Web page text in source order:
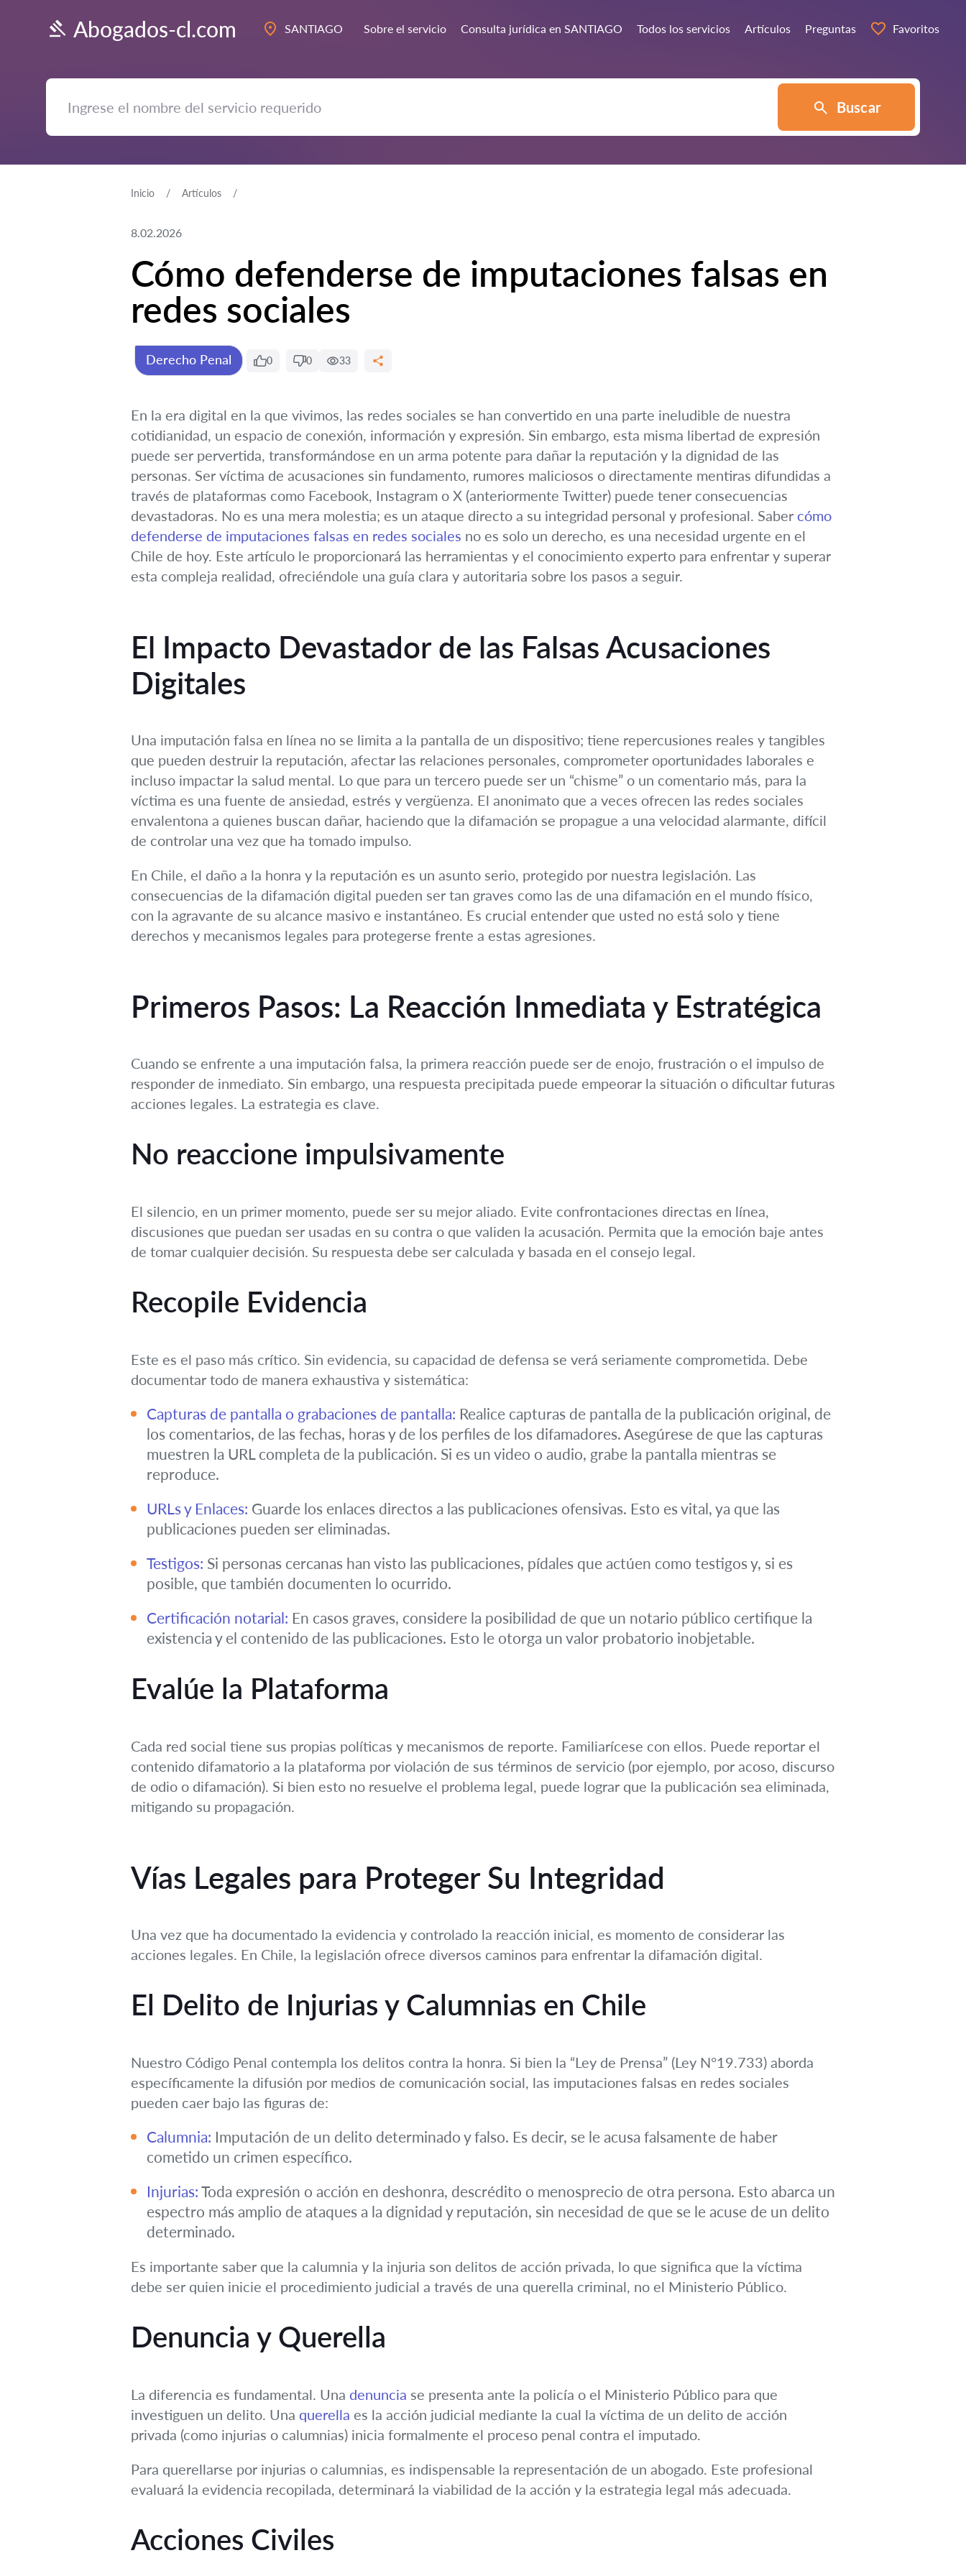
Abogados-cl.com SANTIAGO Sobre el servicio Consulta jurídica en SANTIAGO Todos los servicios Artículos Preguntas Favoritos
Buscar
Inicio Artículos
8.02.2026
Cómo defenderse de imputaciones falsas en
redes sociales
Derecho Penal 0 0 33
En la era digital en la que vivimos, las redes sociales se han convertido en una parte ineludible de nuestra
cotidianidad, un espacio de conexión, información y expresión. Sin embargo, esta misma libertad de expresión
puede ser pervertida, transformándose en un arma potente para dañar la reputación y la dignidad de las
personas. Ser víctima de acusaciones sin fundamento, rumores maliciosos o directamente mentiras difundidas a
través de plataformas como Facebook, Instagram o X (anteriormente Twitter) puede tener consecuencias
devastadoras. No es una mera molestia; es un ataque directo a su integridad personal y profesional. Saber cómo
defenderse de imputaciones falsas en redes sociales no es solo un derecho, es una necesidad urgente en el
Chile de hoy. Este artículo le proporcionará las herramientas y el conocimiento experto para enfrentar y superar
esta compleja realidad, ofreciéndole una guía clara y autoritaria sobre los pasos a seguir.
El Impacto Devastador de las Falsas Acusaciones
Digitales
Una imputación falsa en línea no se limita a la pantalla de un dispositivo; tiene repercusiones reales y tangibles
que pueden destruir la reputación, afectar las relaciones personales, comprometer oportunidades laborales e
incluso impactar la salud mental. Lo que para un tercero puede ser un “chisme” o un comentario más, para la
víctima es una fuente de ansiedad, estrés y vergüenza. El anonimato que a veces ofrecen las redes sociales
envalentona a quienes buscan dañar, haciendo que la difamación se propague a una velocidad alarmante, difícil
de controlar una vez que ha tomado impulso.
En Chile, el daño a la honra y la reputación es un asunto serio, protegido por nuestra legislación. Las
consecuencias de la difamación digital pueden ser tan graves como las de una difamación en el mundo físico,
con la agravante de su alcance masivo e instantáneo. Es crucial entender que usted no está solo y tiene
derechos y mecanismos legales para protegerse frente a estas agresiones.
Primeros Pasos: La Reacción Inmediata y Estratégica
Cuando se enfrente a una imputación falsa, la primera reacción puede ser de enojo, frustración o el impulso de
responder de inmediato. Sin embargo, una respuesta precipitada puede empeorar la situación o dificultar futuras
acciones legales. La estrategia es clave.
No reaccione impulsivamente
El silencio, en un primer momento, puede ser su mejor aliado. Evite confrontaciones directas en línea,
discusiones que puedan ser usadas en su contra o que validen la acusación. Permita que la emoción baje antes
de tomar cualquier decisión. Su respuesta debe ser calculada y basada en el consejo legal.
Recopile Evidencia
Este es el paso más crítico. Sin evidencia, su capacidad de defensa se verá seriamente comprometida. Debe
documentar todo de manera exhaustiva y sistemática:
Capturas de pantalla o grabaciones de pantalla: Realice capturas de pantalla de la publicación original, de
los comentarios, de las fechas, horas y de los perfiles de los difamadores. Asegúrese de que las capturas
muestren la URL completa de la publicación. Si es un video o audio, grabe la pantalla mientras se
reproduce.
URLs y Enlaces: Guarde los enlaces directos a las publicaciones ofensivas. Esto es vital, ya que las
publicaciones pueden ser eliminadas.
Testigos: Si personas cercanas han visto las publicaciones, pídales que actúen como testigos y, si es
posible, que también documenten lo ocurrido.
Certificación notarial: En casos graves, considere la posibilidad de que un notario público certifique la
existencia y el contenido de las publicaciones. Esto le otorga un valor probatorio inobjetable.
Evalúe la Plataforma
Cada red social tiene sus propias políticas y mecanismos de reporte. Familiarícese con ellos. Puede reportar el
contenido difamatorio a la plataforma por violación de sus términos de servicio (por ejemplo, por acoso, discurso
de odio o difamación). Si bien esto no resuelve el problema legal, puede lograr que la publicación sea eliminada,
mitigando su propagación.
Vías Legales para Proteger Su Integridad
Una vez que ha documentado la evidencia y controlado la reacción inicial, es momento de considerar las
acciones legales. En Chile, la legislación ofrece diversos caminos para enfrentar la difamación digital.
El Delito de Injurias y Calumnias en Chile
Nuestro Código Penal contempla los delitos contra la honra. Si bien la “Ley de Prensa” (Ley N°19.733) aborda
específicamente la difusión por medios de comunicación social, las imputaciones falsas en redes sociales
pueden caer bajo las figuras de:
Calumnia: Imputación de un delito determinado y falso. Es decir, se le acusa falsamente de haber
cometido un crimen específico.
Injurias: Toda expresión o acción en deshonra, descrédito o menosprecio de otra persona. Esto abarca un
espectro más amplio de ataques a la dignidad y reputación, sin necesidad de que se le acuse de un delito
determinado.
Es importante saber que la calumnia y la injuria son delitos de acción privada, lo que significa que la víctima
debe ser quien inicie el procedimiento judicial a través de una querella criminal, no el Ministerio Público.
Denuncia y Querella
La diferencia es fundamental. Una denuncia se presenta ante la policía o el Ministerio Público para que
investiguen un delito. Una querella es la acción judicial mediante la cual la víctima de un delito de acción
privada (como injurias o calumnias) inicia formalmente el proceso penal contra el imputado.
Para querellarse por injurias o calumnias, es indispensable la representación de un abogado. Este profesional
evaluará la evidencia recopilada, determinará la viabilidad de la acción y la estrategia legal más adecuada.
Acciones Civiles